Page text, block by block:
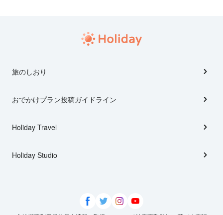
旅のしおり
おでかけプラン投稿ガイドライン
Holiday Travel
Holiday Studio